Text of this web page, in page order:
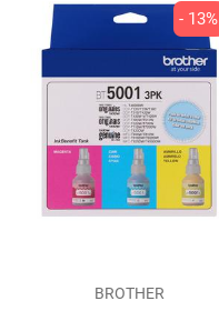
BROTHER
- 13%